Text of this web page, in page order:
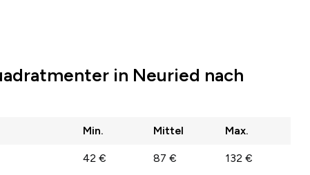
in Neuried nach
Min. Mittel Max.
42 € 87 € 132 €